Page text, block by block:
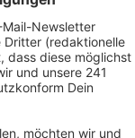
aktuell